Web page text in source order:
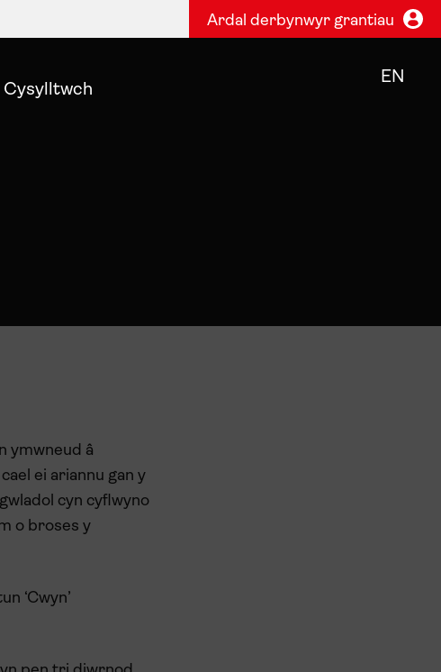
Ardal derbynwyr grantiau
Cysylltwch
EN
ymwneud â
ei ariannu gan y
cyn cyflwyno
o broses y
‘Cwyn’